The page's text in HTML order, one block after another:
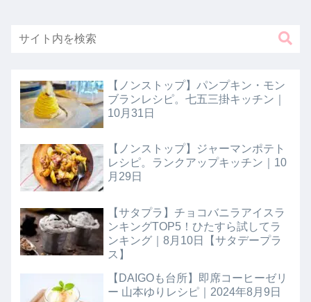
【ノンストップ】パンプキン・モン
ブランレシピ。七五三掛キッチン｜
10月31日
【ノンストップ】ジャーマンポテト
レシピ。ランクアップキッチン｜10
月29日
【サタプラ】チョコバニラアイスラ
ンキングTOP5！ひたすら試してラ
ンキング｜8月10日【サタデープラ
ス】
【DAIGOも台所】即席コーヒーゼリ
ー 山本ゆりレシピ｜2024年8月9日